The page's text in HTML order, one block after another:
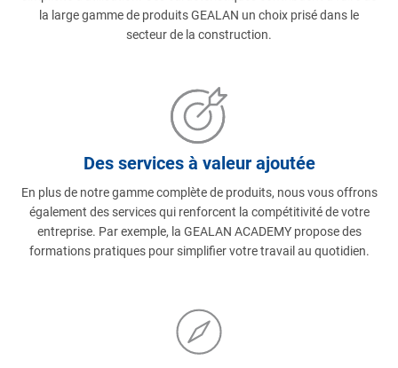
la large gamme de produits GEALAN un choix prisé dans le
secteur de la construction.
Des services à valeur ajoutée
En plus de notre gamme complète de produits, nous vous offrons
également des services qui renforcent la compétitivité de votre
entreprise. Par exemple, la GEALAN ACADEMY propose des
formations pratiques pour simplifier votre travail au quotidien.